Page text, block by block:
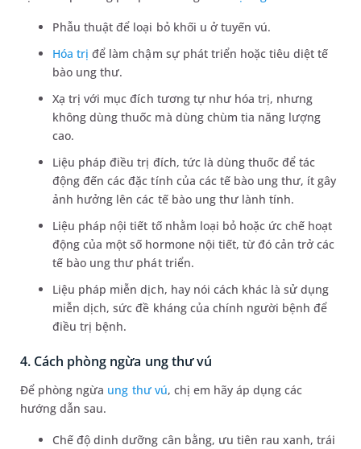
Phẫu thuật để loại bỏ khối u ở tuyến vú.
Hóa trị để làm chậm sự phát triển hoặc tiêu diệt tế
bào ung thư.
Xạ trị với mục đích tương tự như hóa trị, nhưng
không dùng thuốc mà dùng chùm tia năng lượng
cao.
Liệu pháp điều trị đích, tức là dùng thuốc để tác
động đến các đặc tính của các tế bào ung thư, ít gây
ảnh hưởng lên các tế bào ung thư lành tính.
Liệu pháp nội tiết tố nhằm loại bỏ hoặc ức chế hoạt
động của một số hormone nội tiết, từ đó cản trở các
tế bào ung thư phát triển.
Liệu pháp miễn dịch, hay nói cách khác là sử dụng
miễn dịch, sức đề kháng của chính người bệnh để
điều trị bệnh.
4. Cách phòng ngừa ung thư vú
Để phòng ngừa ung thư vú, chị em hãy áp dụng các
hướng dẫn sau.
Chế độ dinh dưỡng cân bằng, ưu tiên rau xanh, trái